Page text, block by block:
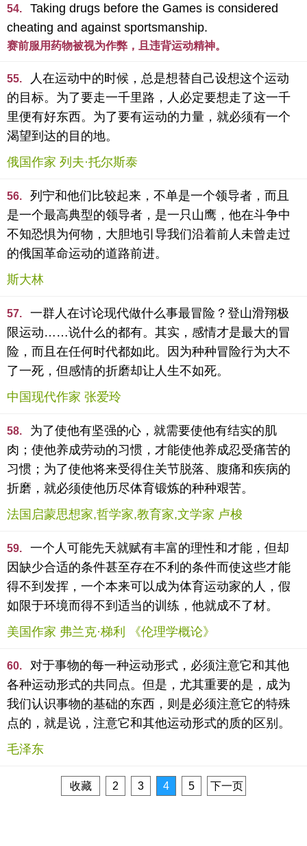
54.
Taking drugs before the Games is considered
cheating and against sportsmanship.
赛前服用药物被视为作弊，且违背运动精神。
55.
人在运动中的时候，总是想替自己设想这个运动
的目标。为了要走一千里路，人必定要想走了这一千
里便有好东西。为了要有运动的力量，就必须有一个
渴望到达的目的地。
俄国作家 列夫·托尔斯泰
56.
列宁和他们比较起来，不单是一个领导者，而且
是一个最高典型的领导者，是一只山鹰，他在斗争中
不知恐惧为何物，大胆地引导我们沿着前人未曾走过
的俄国革命运动的道路前进。
斯大林
57.
一群人在讨论现代做什么事最冒险？登山滑翔极
限运动……说什么的都有。其实，感情才是最大的冒
险，而且在任何时代都如此。因为种种冒险行为大不
了一死，但感情的折磨却让人生不如死。
中国现代作家 张爱玲
58.
为了使他有坚强的心，就需要使他有结实的肌
肉；使他养成劳动的习惯，才能使他养成忍受痛苦的
习惯；为了使他将来受得住关节脱落、腹痛和疾病的
折磨，就必须使他历尽体育锻炼的种种艰苦。
法国启蒙思想家,哲学家,教育家,文学家 卢梭
59.
一个人可能先天就赋有丰富的理性和才能，但却
因缺少合适的条件甚至存在不利的条件而使这些才能
得不到发挥，一个本来可以成为体育运动家的人，假
如限于环境而得不到适当的训练，他就成不了材。
美国作家 弗兰克·梯利 《伦理学概论》
60.
对于事物的每一种运动形式，必须注意它和其他
各种运动形式的共同点。但是，尤其重要的是，成为
我们认识事物的基础的东西，则是必须注意它的特殊
点的，就是说，注意它和其他运动形式的质的区别。
毛泽东
收藏 2 3 4 5 下一页